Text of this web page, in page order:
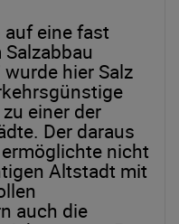
eine fast
hier Salz
einer der
Der daraus
nicht
Altstadt mit
auch die